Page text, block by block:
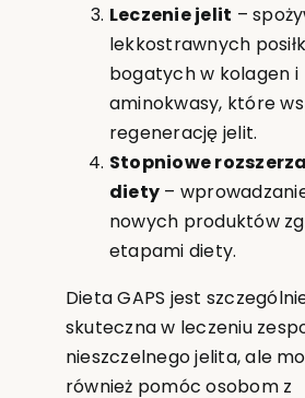
Leczenie jelit –
lekkostrawnych
bogatych w kolagen i
aminokwasy, które
regenerację jelit.
Stopniowe
diety –
nowych produktów
etapami diety.
Dieta GAPS jest
skuteczna w leczeniu
nieszczelnego jelita, ale
również pomóc osobom z